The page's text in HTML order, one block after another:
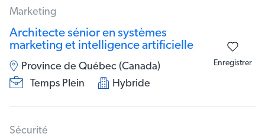
Marketing
Architecte sénior en systèmes
marketing et intelligence artificielle
Province de Québec (Canada)
Temps Plein
Hybride
Enregistrer
Sécurité